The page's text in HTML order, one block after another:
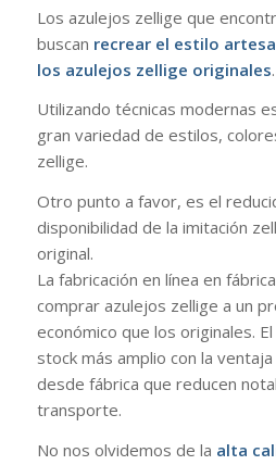
Los azulejos zellige que
buscan recrear el estilo
los azulejos zellige originales.
Utilizando técnicas modernas
gran variedad de estilos,
zellige.
Otro punto a favor, es el
disponibilidad de la imitación
original.
La fabricación en línea en
comprar azulejos zellige a un
económico que los originales.
stock más amplio con la
desde fábrica que reducen
transporte.
No nos olvidemos de la alta